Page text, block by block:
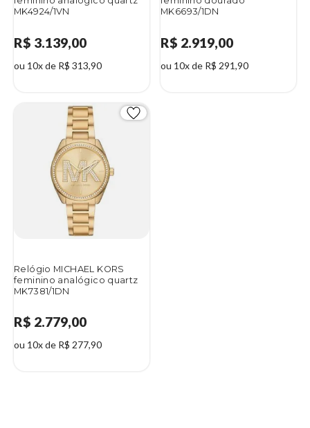
MK4924/1VN
R$ 3.139,00
ou 10x de R$ 313,90
MK6693/1DN
R$ 2.919,00
ou 10x de R$ 291,90
Relógio MICHAEL KORS
feminino analógico quartz
MK7381/1DN
R$ 2.779,00
ou 10x de R$ 277,90